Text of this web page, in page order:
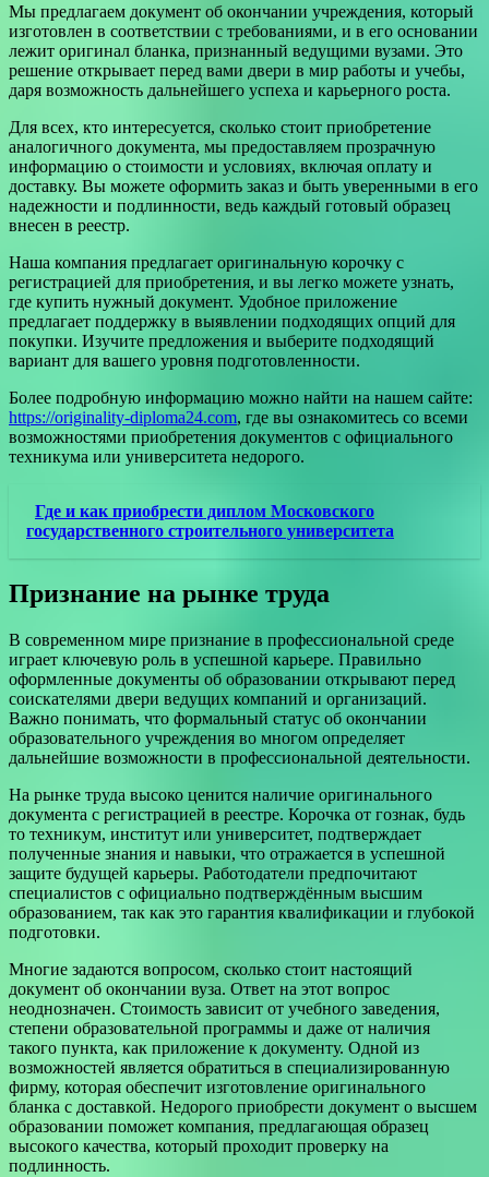
Мы предлагаем документ об окончании учреждения, который
изготовлен в соответствии с требованиями, и в его основании
лежит оригинал бланка, признанный ведущими вузами. Это
решение открывает перед вами двери в мир работы и учебы,
даря возможность дальнейшего успеха и карьерного роста.
Для всех, кто интересуется, сколько стоит приобретение
аналогичного документа, мы предоставляем прозрачную
информацию о стоимости и условиях, включая оплату и
доставку. Вы можете оформить заказ и быть уверенными в его
надежности и подлинности, ведь каждый готовый образец
внесен в реестр.
Наша компания предлагает оригинальную корочку с
регистрацией для приобретения, и вы легко можете узнать,
где купить нужный документ. Удобное приложение
предлагает поддержку в выявлении подходящих опций для
покупки. Изучите предложения и выберите подходящий
вариант для вашего уровня подготовленности.
Более подробную информацию можно найти на нашем сайте:
https://originality-diploma24.com, где вы ознакомитесь со всеми
возможностями приобретения документов с официального
техникума или университета недорого.
Где и как приобрести диплом Московского
государственного строительного университета
Признание на рынке труда
В современном мире признание в профессиональной среде
играет ключевую роль в успешной карьере. Правильно
оформленные документы об образовании открывают перед
соискателями двери ведущих компаний и организаций.
Важно понимать, что формальный статус об окончании
образовательного учреждения во многом определяет
дальнейшие возможности в профессиональной деятельности.
На рынке труда высоко ценится наличие оригинального
документа с регистрацией в реестре. Корочка от гознак, будь
то техникум, институт или университет, подтверждает
полученные знания и навыки, что отражается в успешной
защите будущей карьеры. Работодатели предпочитают
специалистов с официально подтверждённым высшим
образованием, так как это гарантия квалификации и глубокой
подготовки.
Многие задаются вопросом, сколько стоит настоящий
документ об окончании вуза. Ответ на этот вопрос
неоднозначен. Стоимость зависит от учебного заведения,
степени образовательной программы и даже от наличия
такого пункта, как приложение к документу. Одной из
возможностей является обратиться в специализированную
фирму, которая обеспечит изготовление оригинального
бланка с доставкой. Недорого приобрести документ о высшем
образовании поможет компания, предлагающая образец
высокого качества, который проходит проверку на
подлинность.